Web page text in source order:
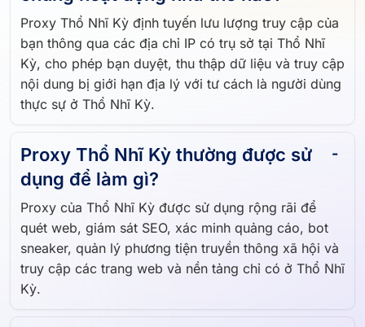
Proxy Thổ Nhĩ Kỳ định tuyến lưu lượng truy cập của
bạn thông qua các địa chỉ IP có trụ sở tại Thổ Nhĩ
Kỳ, cho phép bạn duyệt, thu thập dữ liệu và truy cập
nội dung bị giới hạn địa lý với tư cách là người dùng
thực sự ở Thổ Nhĩ Kỳ.
Proxy Thổ Nhĩ Kỳ thường được sử
dụng để làm gì?
Proxy của Thổ Nhĩ Kỳ được sử dụng rộng rãi để
quét web, giám sát SEO, xác minh quảng cáo, bot
sneaker, quản lý phương tiện truyền thông xã hội và
truy cập các trang web và nền tảng chỉ có ở Thổ Nhĩ
Kỳ.